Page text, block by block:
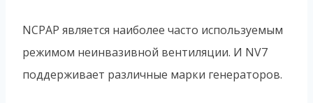
NCPAP является наиболее часто используемым
режимом неинвазивной вентиляции. И NV7
поддерживает различные марки генераторов.